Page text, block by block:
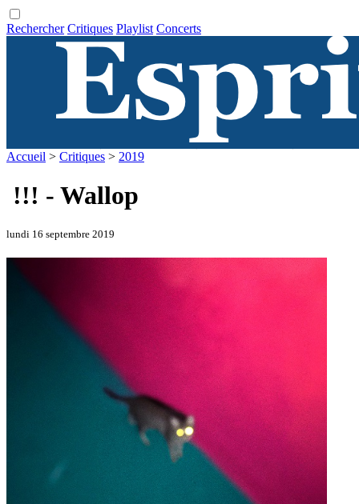
Rechercher Critiques Playlist Concerts
Accueil > Critiques > 2019
!!! - Wallop
lundi 16 septembre 2019